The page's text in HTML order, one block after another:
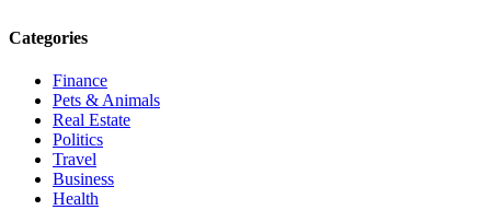
Categories
Finance
Pets & Animals
Real Estate
Politics
Travel
Business
Health